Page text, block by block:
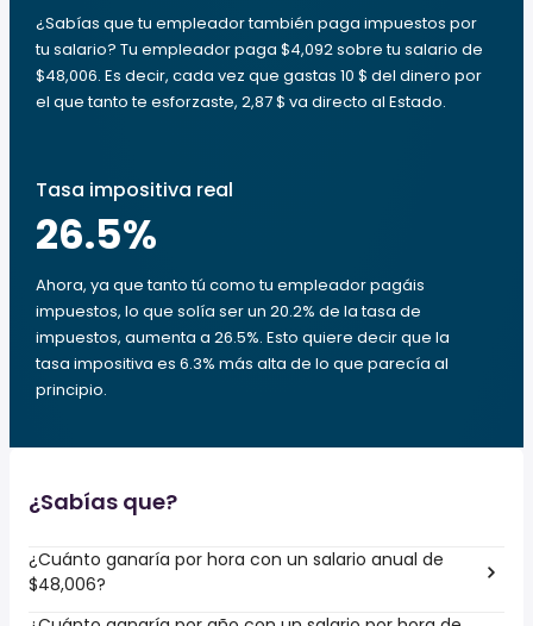
¿Sabías que tu empleador también paga impuestos por
tu salario? Tu empleador paga $4,092 sobre tu salario de
$48,006. Es decir, cada vez que gastas 10 $ del dinero por
el que tanto te esforzaste, 2,87 $ va directo al Estado.
Tasa impositiva real
26.5%
Ahora, ya que tanto tú como tu empleador pagáis
impuestos, lo que solía ser un 20.2% de la tasa de
impuestos, aumenta a 26.5%. Esto quiere decir que la
tasa impositiva es 6.3% más alta de lo que parecía al
principio.
¿Sabías que?
¿Cuánto ganaría por hora con un salario anual de
$48,006?